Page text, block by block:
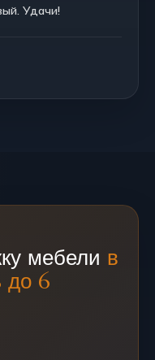
Удачи!
мебели в
до 6